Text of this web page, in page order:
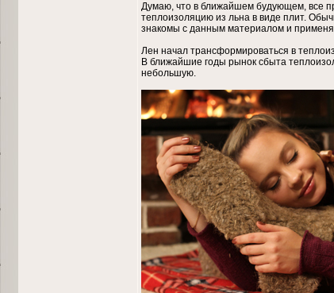
Думаю, что в ближайшем будующем, все
теплоизоляцию из льна в виде плит.
знакомы с данным материалом и
Лен начал трансформироваться в
В ближайшие годы рынок сбыта
небольшую.